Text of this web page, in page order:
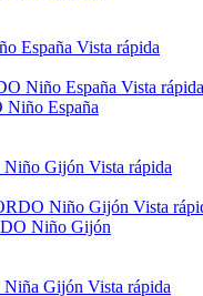
Vista rápida
Vista rápida
España
Vista rápida
Vista
Niño Gijón
Vista rápida